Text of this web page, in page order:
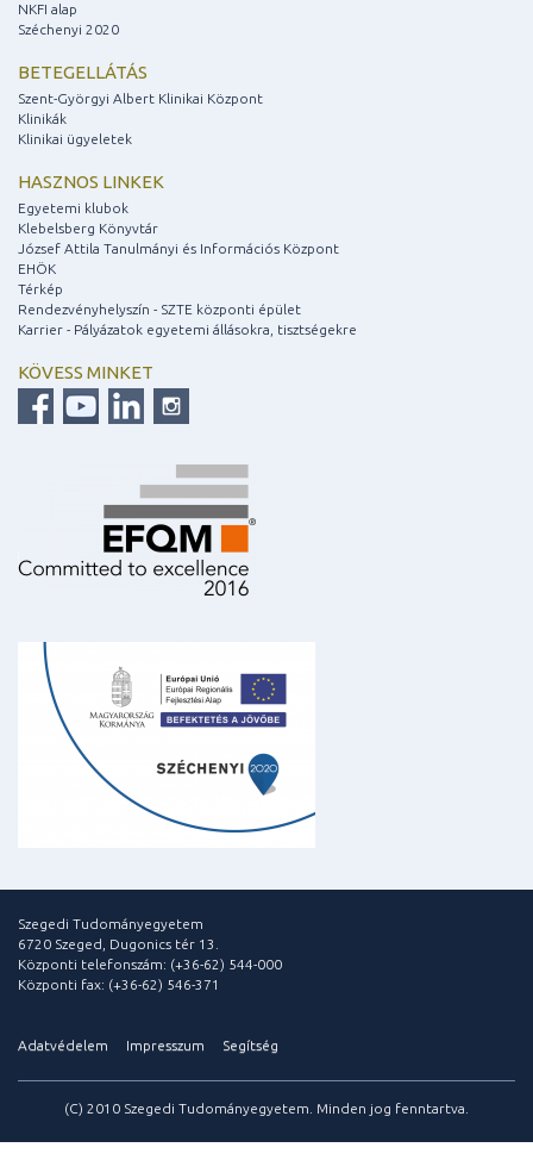
NKFI alap
Széchenyi 2020
BETEGELLÁTÁS
Szent-Györgyi Albert Klinikai Központ
Klinikák
Klinikai ügyeletek
HASZNOS LINKEK
Egyetemi klubok
Klebelsberg Könyvtár
József Attila Tanulmányi és Információs Központ
EHÖK
Térkép
Rendezvényhelyszín - SZTE központi épület
Karrier - Pályázatok egyetemi állásokra, tisztségekre
KÖVESS MINKET
Szegedi Tudományegyetem
6720 Szeged, Dugonics tér 13.
Központi telefonszám: (+36-62) 544-000
Központi fax: (+36-62) 546-371
Adatvédelem Impresszum Segítség
(C) 2010 Szegedi Tudományegyetem. Minden jog fenntartva.